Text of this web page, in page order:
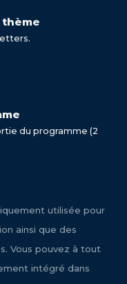
du programme (2
utilisée pour
ainsi que des
Vous pouvez à tout
intégré dans